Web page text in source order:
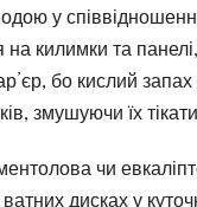
у
на килимки та
бо кислий запах
змушуючи їх
чи
дисках у